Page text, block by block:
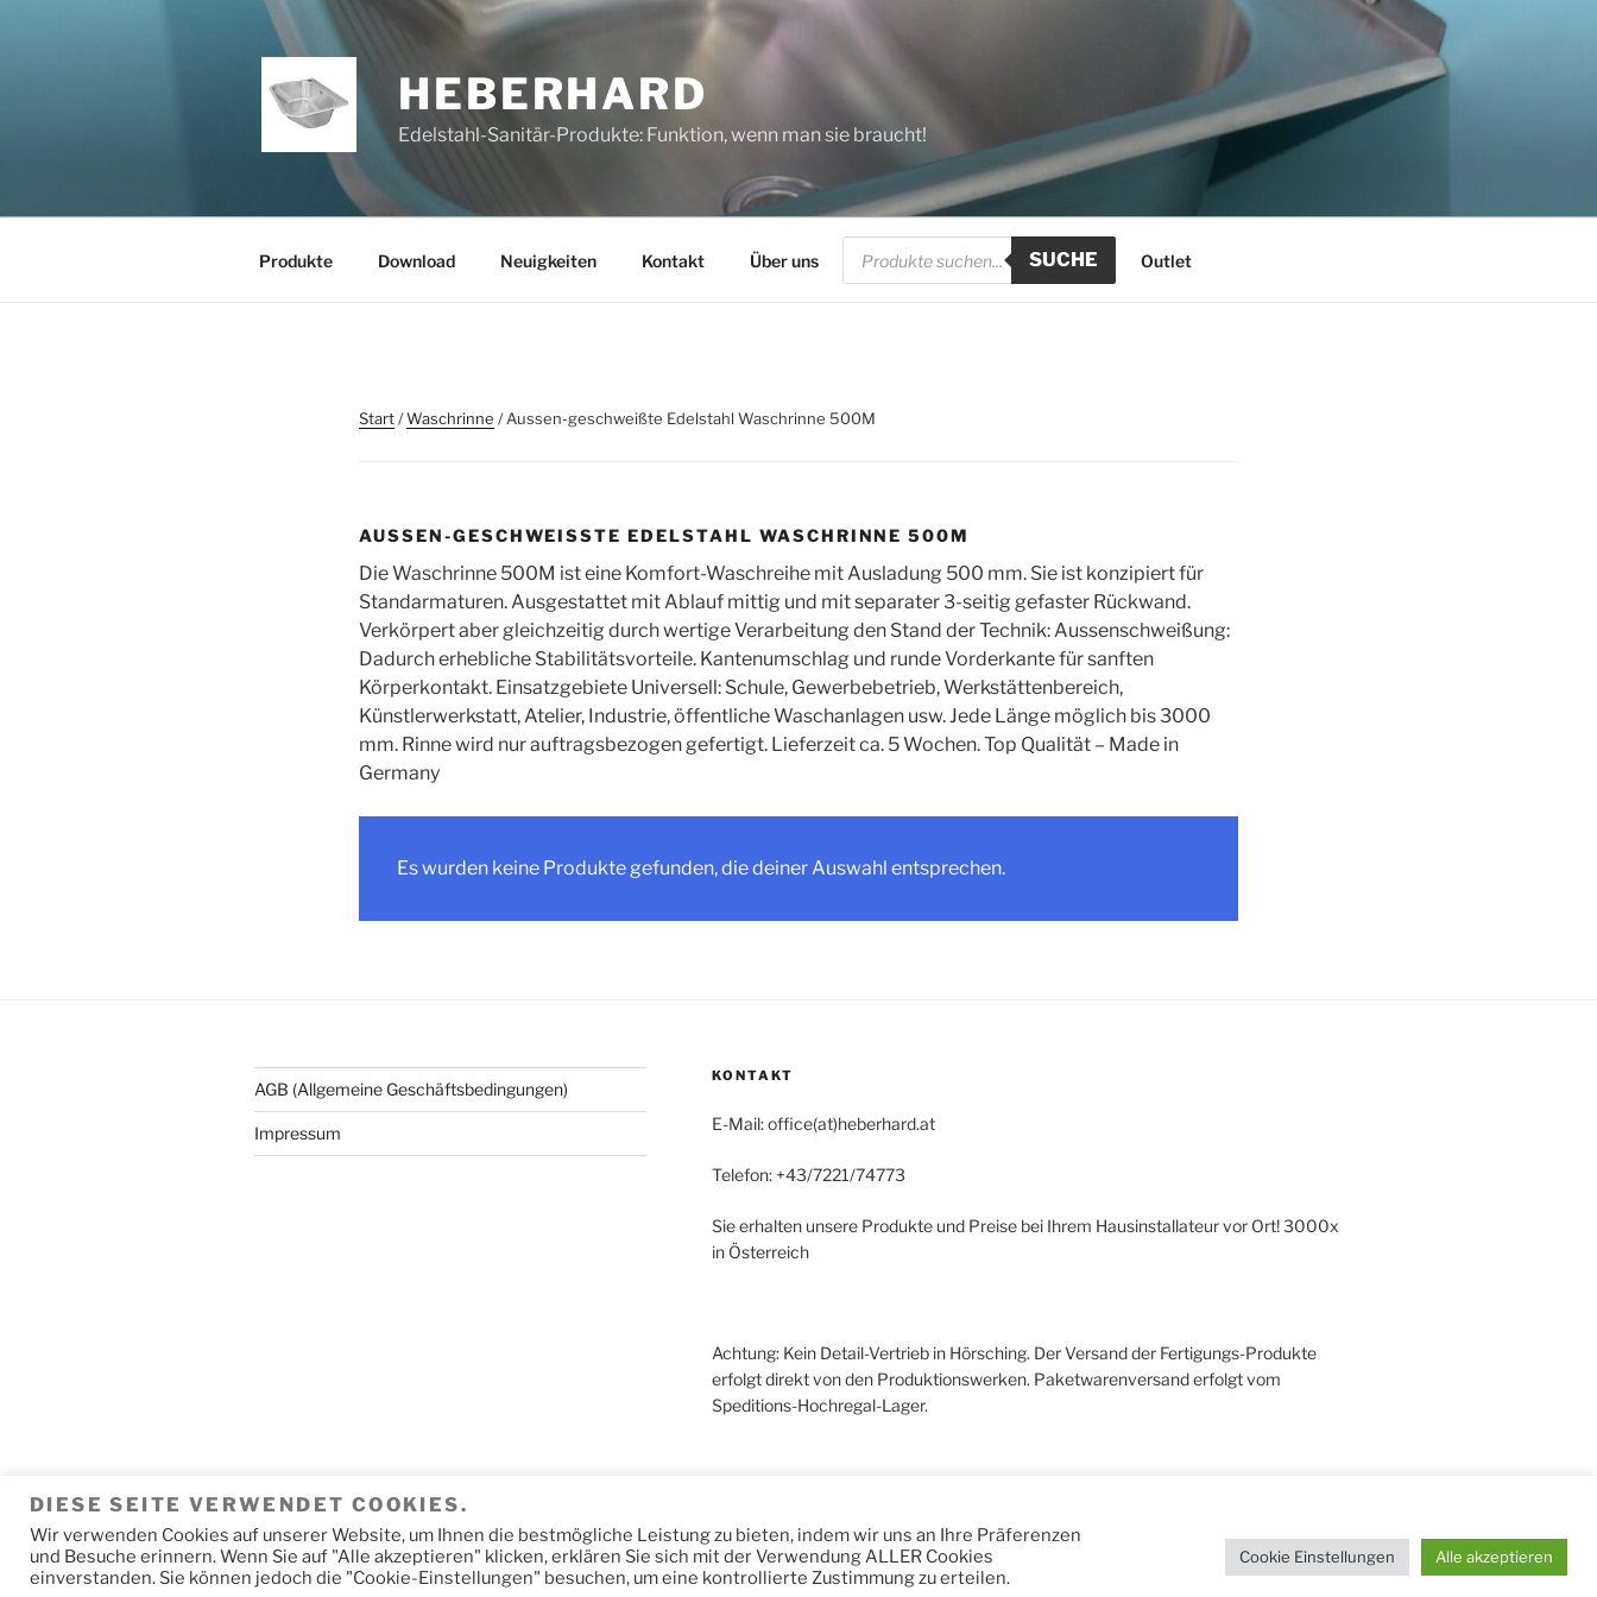
HEBERHARD
Edelstahl-Sanitär-Produkte: Funktion, wenn man sie braucht!
Produkte Download Neuigkeiten Kontakt Über uns
Products
search
SUCHE Outlet
Start/Waschrinne / Aussen-geschweißte Edelstahl Waschrinne 500M
AUSSEN-GESCHWEISSTE EDELSTAHL WASCHRINNE 500M
Die Waschrinne 500M ist eine Komfort-Waschreihe mit Ausladung 500 mm. Sie ist konzipiert für
Standarmaturen. Ausgestattet mit Ablauf mittig und mit separater 3-seitig gefaster Rückwand.
Verkörpert aber gleichzeitig durch wertige Verarbeitung den Stand der Technik: Aussenschweißung:
Dadurch erhebliche Stabilitätsvorteile. Kantenumschlag und runde Vorderkante für sanften
Körperkontakt. Einsatzgebiete Universell: Schule, Gewerbebetrieb, Werkstättenbereich,
Künstlerwerkstatt, Atelier, Industrie, öffentliche Waschanlagen usw. Jede Länge möglich bis 3000
mm. Rinne wird nur auftragsbezogen gefertigt. Lieferzeit ca. 5 Wochen. Top Qualität – Made in
Germany
Es wurden keine Produkte gefunden, die deiner Auswahl entsprechen.
AGB (Allgemeine Geschäftsbedingungen)
Impressum
KONTAKT
E-Mail: office(at)heberhard.at
Telefon: +43/7221/74773
Sie erhalten unsere Produkte und Preise bei Ihrem Hausinstallateur vor Ort! 3000x
in Österreich
Achtung: Kein Detail-Vertrieb in Hörsching. Der Versand der Fertigungs-Produkte
erfolgt direkt von den Produktionswerken. Paketwarenversand erfolgt vom
Speditions-Hochregal-Lager.
Datenschutzerklärung
DIESE SEITE VERWENDET COOKIES.
Wir verwenden Cookies auf unserer Website, um Ihnen die bestmögliche Leistung zu bieten, indem wir uns an Ihre Präferenzen
und Besuche erinnern. Wenn Sie auf "Alle akzeptieren" klicken, erklären Sie sich mit der Verwendung ALLER Cookies
einverstanden. Sie können jedoch die "Cookie-Einstellungen" besuchen, um eine kontrollierte Zustimmung zu erteilen.
Cookie Einstellungen Alle akzeptieren